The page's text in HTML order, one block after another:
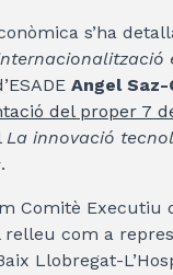
s’ha
Angel
del proper 7
La innovació
.
Comitè Executiu
relleu com a
Llobregat-